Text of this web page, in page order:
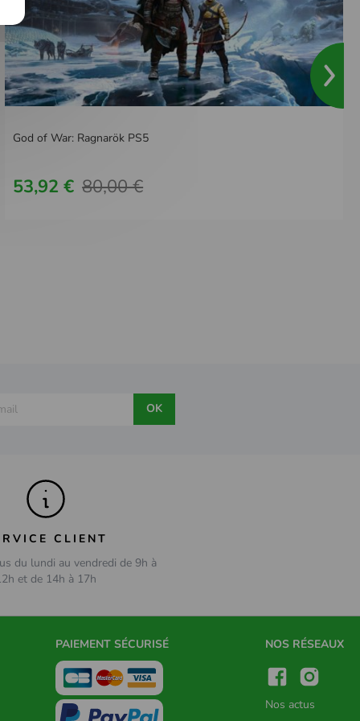
God of War: Ragnarök PS5
53,92 € 80,00 €
OK
CLIENT
du lundi au vendredi de 9h à
et de 14h à 17h
PAIEMENT SÉCURISÉ NOS RÉSEAUX
Nos actus